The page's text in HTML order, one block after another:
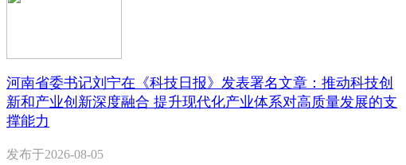
河南省委书记刘宁在《科技日报》发表署名文章：推动科技创
新和产业创新深度融合 提升现代化产业体系对高质量发展的支
撑能力
发布于2026-08-05